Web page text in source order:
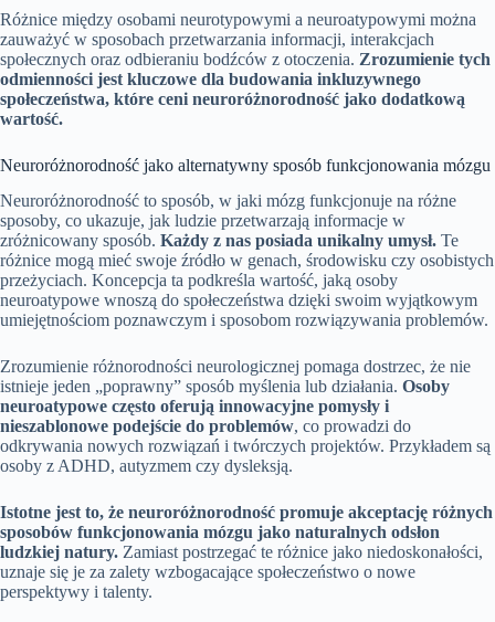
Różnice między osobami neurotypowymi a neuroatypowymi można
zauważyć w sposobach przetwarzania informacji, interakcjach
społecznych oraz odbieraniu bodźców z otoczenia. Zrozumienie tych
odmienności jest kluczowe dla budowania inkluzywnego
społeczeństwa, które ceni neuroróżnorodność jako dodatkową
wartość.
Neuroróżnorodność jako alternatywny sposób funkcjonowania mózgu
Neuroróżnorodność to sposób, w jaki mózg funkcjonuje na różne
sposoby, co ukazuje, jak ludzie przetwarzają informacje w
zróżnicowany sposób. Każdy z nas posiada unikalny umysł. Te
różnice mogą mieć swoje źródło w genach, środowisku czy osobistych
przeżyciach. Koncepcja ta podkreśla wartość, jaką osoby
neuroatypowe wnoszą do społeczeństwa dzięki swoim wyjątkowym
umiejętnościom poznawczym i sposobom rozwiązywania problemów.
Zrozumienie różnorodności neurologicznej pomaga dostrzec, że nie
istnieje jeden „poprawny” sposób myślenia lub działania. Osoby
neuroatypowe często oferują innowacyjne pomysły i
nieszablonowe podejście do problemów, co prowadzi do
odkrywania nowych rozwiązań i twórczych projektów. Przykładem są
osoby z ADHD, autyzmem czy dysleksją.
Istotne jest to, że neuroróżnorodność promuje akceptację różnych
sposobów funkcjonowania mózgu jako naturalnych odsłon
ludzkiej natury. Zamiast postrzegać te różnice jako niedoskonałości,
uznaje się je za zalety wzbogacające społeczeństwo o nowe
perspektywy i talenty.